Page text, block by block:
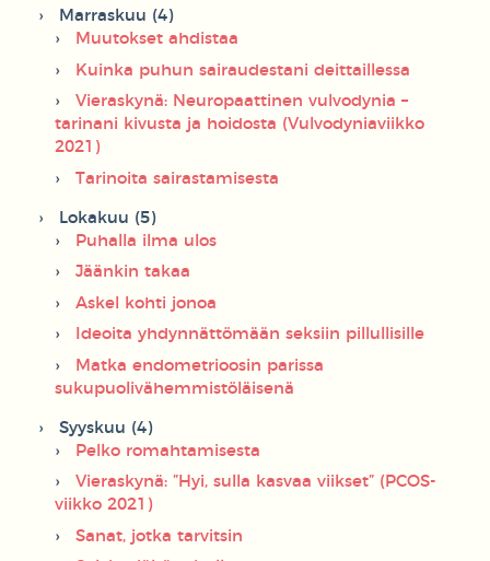
Marraskuu (4)
Muutokset ahdistaa
Kuinka puhun sairaudestani deittaillessa
Vieraskynä: Neuropaattinen vulvodynia –
tarinani kivusta ja hoidosta (Vulvodyniaviikko
2021)
Tarinoita sairastamisesta
Lokakuu (5)
Puhalla ilma ulos
Jäänkin takaa
Askel kohti jonoa
Ideoita yhdynnättömään seksiin pillullisille
Matka endometrioosin parissa
sukupuolivähemmistöläisenä
Syyskuu (4)
Pelko romahtamisesta
Vieraskynä: ”Hyi, sulla kasvaa viikset” (PCOS-
viikko 2021)
Sanat, jotka tarvitsin